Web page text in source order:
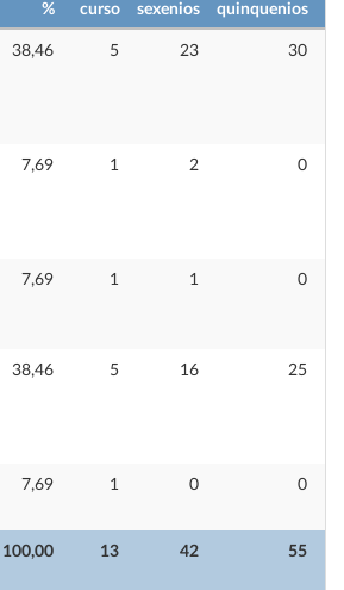
%
curso
sexenios
quinquenios
100,00 13 42 55
38,46 5 23 30
7,69 1 2 0
7,69 1 1 0
38,46 5 16 25
7,69 1 0 0